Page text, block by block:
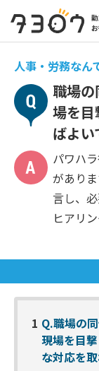
人事・労務なん
職場
場を
ばよい
パワハ
があり
言し、
ヒアリ
1 Q.職場の
現場を目
な対応を